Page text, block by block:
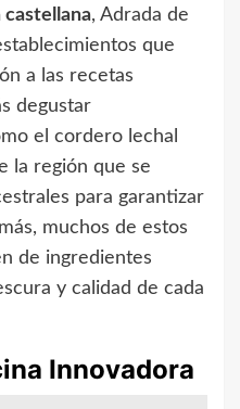
, Adrada de
que
a las recetas
degustar
el cordero lechal
la región que se
para garantizar
muchos de estos
de ingredientes
y calidad de cada
Innovadora